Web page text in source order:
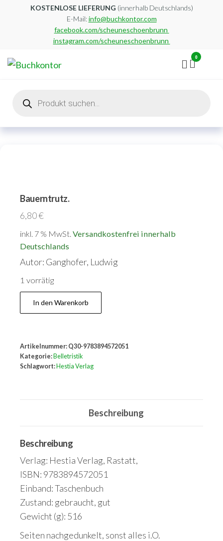
KOSTENLOSE LIEFERUNG (innerhalb Deutschlands)
E-Mail:info@buchkontor.com
facebook.com/scheuneschoenbrunn
instagram.com/scheuneschoenbrunn
0
search
Bauerntrutz.
6,80€
inkl. 7 % MwSt. Versandkostenfrei innerhalb
Deutschlands
Autor: Ganghofer, Ludwig
1 vorrätig
Bauerntrutz.
Menge
In den Warenkorb
Artikelnummer: Q30-9783894572051
Kategorie: Belletristik
Schlagwort: Hestia Verlag
Beschreibung
Beschreibung
Verlag: Hestia Verlag, Rastatt,
ISBN: 9783894572051
Einband: Taschenbuch
Zustand: gebraucht, gut
Gewicht (g): 516
Seiten nachgedunkelt, sonst alles i.O.